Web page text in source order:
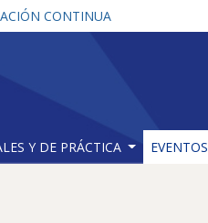
CONTINUA
Y DE PRÁCTICA EVENTOS